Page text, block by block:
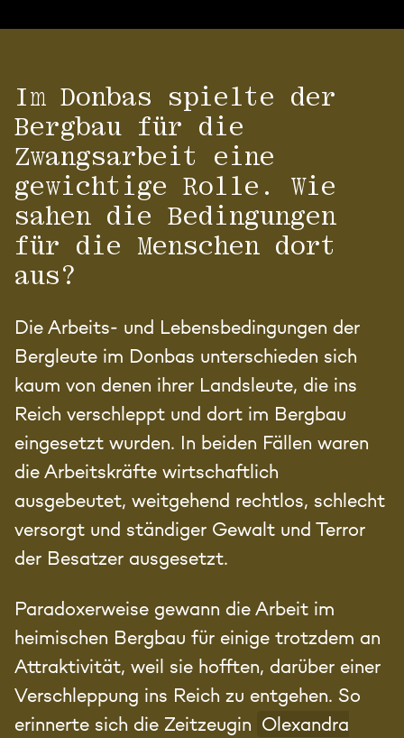
Im Donbas spielte der
Bergbau für die
Zwangsarbeit eine
gewichtige Rolle. Wie
sahen die Bedingungen
für die Menschen dort
aus?
Die Arbeits- und Lebensbedingungen der
Bergleute im Donbas unterschieden sich
kaum von denen ihrer Landsleute, die ins
Reich verschleppt und dort im Bergbau
eingesetzt wurden. In beiden Fällen waren
die Arbeitskräfte wirtschaftlich
ausgebeutet, weitgehend rechtlos, schlecht
versorgt und ständiger Gewalt und Terror
der Besatzer ausgesetzt.
Paradoxerweise gewann die Arbeit im
heimischen Bergbau für einige trotzdem an
Attraktivität, weil sie hofften, darüber einer
Verschleppung ins Reich zu entgehen. So
erinnerte sich die Zeitzeugin Olexandra